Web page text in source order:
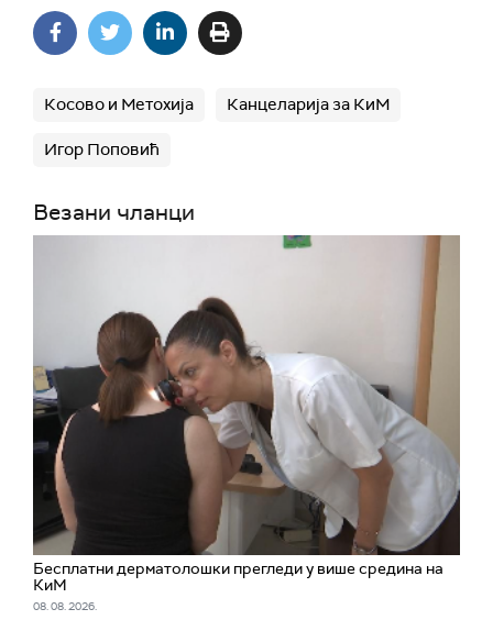
Косово и Метохија Канцеларија за КиМ
Игор Поповић
Везани чланци
Бесплатни дерматолошки прегледи у више средина на
КиМ
08. 08. 2026.